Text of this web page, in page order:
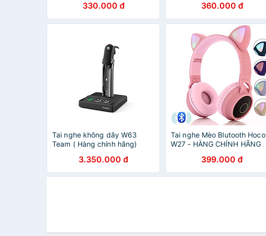
330.000 đ 360.000 đ
Tai nghe không dây W63
Team ( Hàng chính hãng)
3.350.000 đ
Tai nghe Mèo Blutooth Hoco
W27 - HÀNG CHÍNH HÃNG
399.000 đ